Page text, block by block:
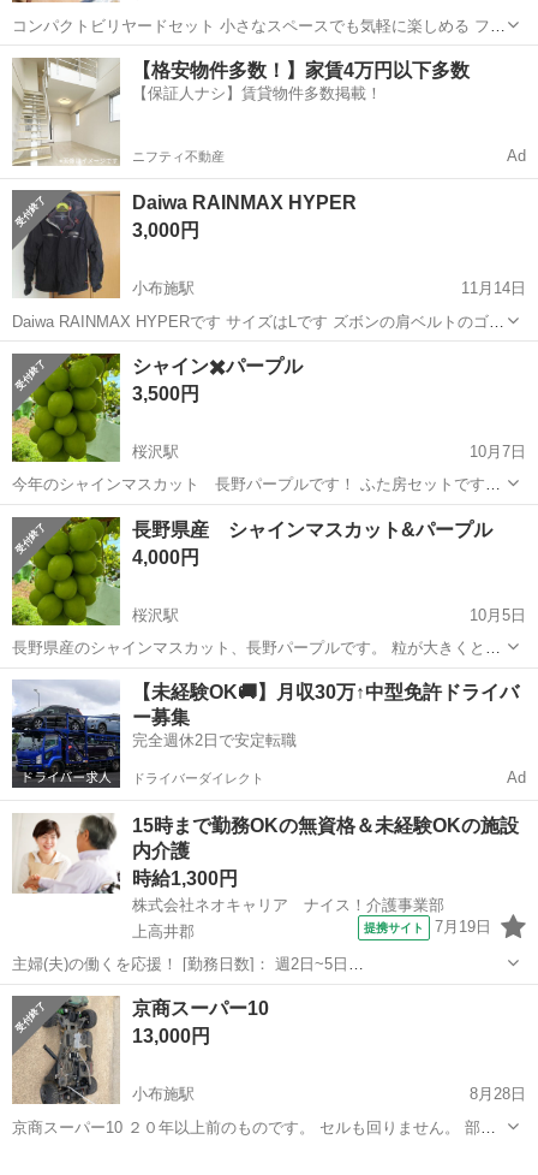
コンパクトビリヤードセット 小さなスペースでも気軽に楽しめる フル
セット 広いスペースなら ディスプレイしてインテリアの一部にもステ
キです サイズなどは写真の通りです
長野 上高井郡 須坂駅 ゴルフ スペース
【格安物件多数！】家賃4万円以下多数
【保証人ナシ】賃貸物件多数掲載！
ニフティ不動産 Ad
Daiwa RAINMAX HYPER
3,000円
小布施駅
11月14日
Daiwa RAINMAX HYPERです サイズはLです ズボンの肩ベルトのゴム
が伸びぎみになっています 洗ってませんので所々に汚れがあります
173cm 63kの私で大きめです 極寒期の釣りに使用していました 大
分...
長野 上高井郡 小布施駅 その他
シャイン✖️パープル
3,500円
桜沢駅
10月7日
今年のシャインマスカット 長野パープルです！ ふた房セットです！
大体一房１キロ近くあるので２キロの値段になります！ ふた房セット
です！ ぜひ！
長野 上高井郡 桜沢駅 テニス シャインマスカット
長野県産 シャインマスカット&パープル
4,000円
桜沢駅
10月5日
長野県産のシャインマスカット、長野パープルです。 粒が大きくとて
も甘い葡萄です。 価格は取り来ていただける方は2房3500円 送る場合
は4500円です。 とても大きくとても美味しいので是非是非！
長野 上高井郡 桜沢駅 テニス シャインマスカット
【未経験OK🚚】月収30万↑中型免許ドライバ
ー募集
完全週休2日で安定転職
ドライバーダイレクト Ad
15時まで勤務OKの無資格＆未経験OKの施設
内介護
時給1,300円
株式会社ネオキャリア ナイス！介護事業部
上高井郡
提携サイト 7月19日
主婦(夫)の働くを応援！ [勤務日数]： 週2日~5日
09:00~15:00/10:00~16:00/07:00~16:00/09:00~18:00/11:00~20:00 月/
火/水/木/金/土/日 などから選べます ...
長野 上高井郡 ホームヘルパー
京商スーパー10
13,000円
小布施駅
8月28日
京商スーパー10 ２０年以上前のものです。 セルも回りません。 部品